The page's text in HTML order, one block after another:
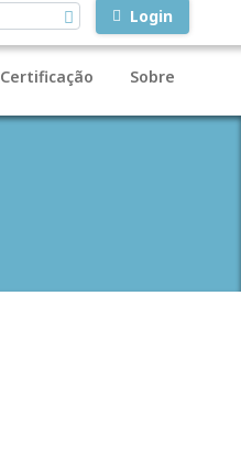
Login
Certificação Sobre